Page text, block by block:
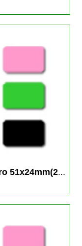
51x24mm(2...